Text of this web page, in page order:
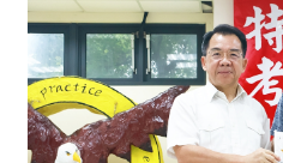
快
遞
主
題
服